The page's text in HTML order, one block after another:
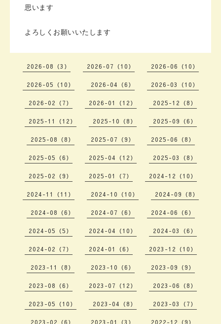
思います
よろしくお願いいたします
2026-08（3） 2026-07（10） 2026-06（10）
2026-05（10） 2026-04（6） 2026-03（10）
2026-02（7） 2026-01（12） 2025-12（8）
2025-11（12） 2025-10（8） 2025-09（6）
2025-08（8） 2025-07（9） 2025-06（8）
2025-05（6） 2025-04（12） 2025-03（8）
2025-02（9） 2025-01（7） 2024-12（10）
2024-11（11） 2024-10（10） 2024-09（8）
2024-08（6） 2024-07（6） 2024-06（6）
2024-05（5） 2024-04（10） 2024-03（6）
2024-02（7） 2024-01（6） 2023-12（10）
2023-11（8） 2023-10（6） 2023-09（9）
2023-08（6） 2023-07（12） 2023-06（8）
2023-05（10） 2023-04（8） 2023-03（7）
2023-02（6） 2023-01（3） 2022-12（9）